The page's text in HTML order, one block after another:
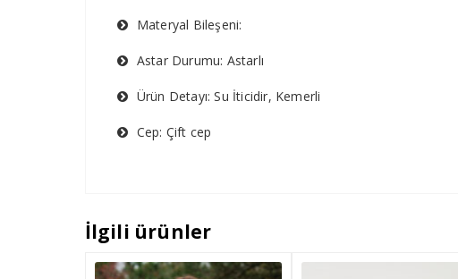
Materyal Bileşeni:
Astar Durumu: Astarlı
Ürün Detayı: Su İticidir, Kemerli
Cep: Çift cep
İlgili ürünler